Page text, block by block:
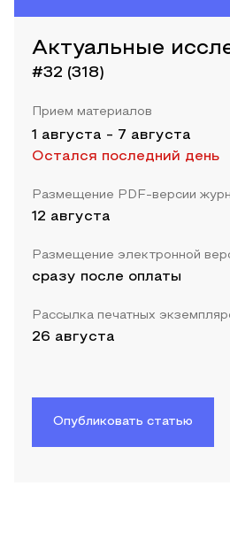
Актуальные
#32 (318)
Прием материалов
1 августа - 7 августа
Остался последний день
Размещение PDF-версии
12 августа
Размещение электронной
сразу после оплаты
Рассылка печатных
26 августа
Опубликовать статью